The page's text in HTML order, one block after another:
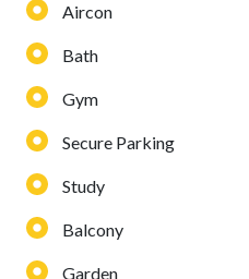
Aircon
Bath
Gym
Secure Parking
Study
Balcony
Garden